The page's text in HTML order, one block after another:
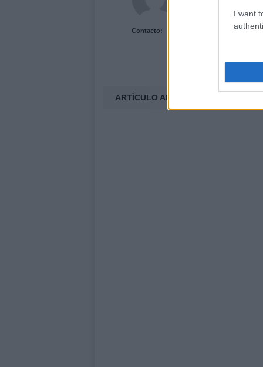
I want
Contacto:
ARTÍCULO ANTERIOR